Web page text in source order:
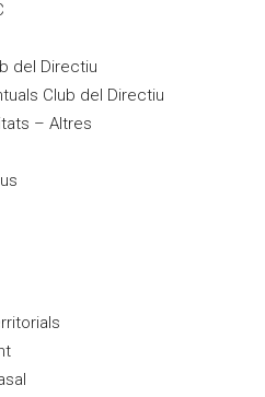
del Directiu
Club del Directiu
– Altres